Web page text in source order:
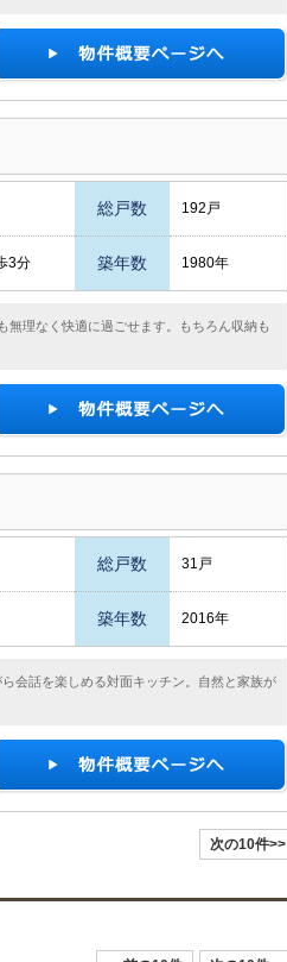
総戸数 192戸
3分 築年数 1980年
無理なく快適に過ごせます。もちろん収納も
総戸数 31戸
築年数 2016年
会話を楽しめる対面キッチン。自然と家族が
次の10件>>